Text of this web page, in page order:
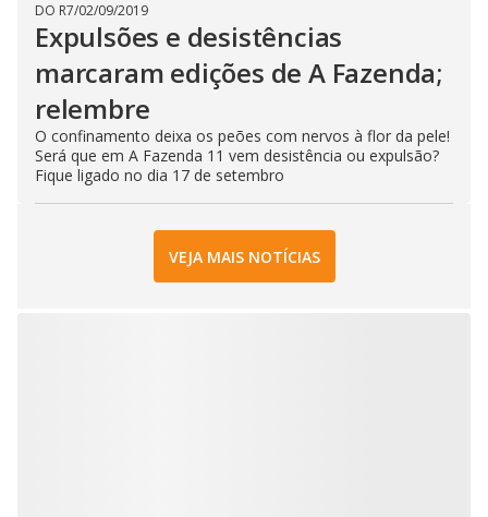
DO R7/02/09/2019
Expulsões e desistências
marcaram edições de A Fazenda;
relembre
O confinamento deixa os peões com nervos à flor da pele!
Será que em A Fazenda 11 vem desistência ou expulsão?
Fique ligado no dia 17 de setembro
VEJA MAIS NOTÍCIAS